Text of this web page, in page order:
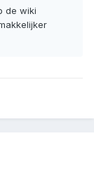
de wiki